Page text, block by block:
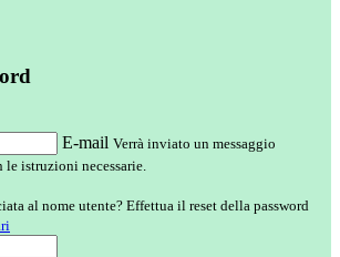
E-mail Verrà inviato un messaggio
istruzioni necessarie.
al nome utente? Effettua il reset della password